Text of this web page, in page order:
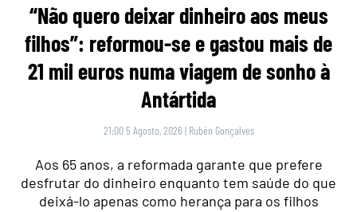
“Não quero deixar dinheiro aos meus
filhos”: reformou-se e gastou mais de
21 mil euros numa viagem de sonho à
Antártida
21:00 5 Agosto, 2026 | Rubén Gonçalves
Aos 65 anos, a reformada garante que prefere
desfrutar do dinheiro enquanto tem saúde do que
deixá-lo apenas como herança para os filhos